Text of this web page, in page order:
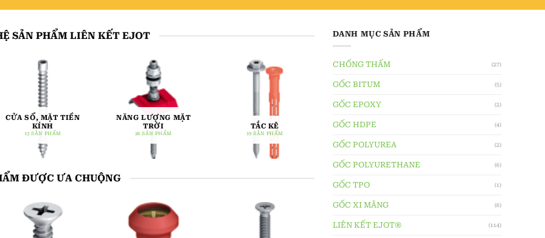
SẢN PHẨM LIÊN KẾT EJOT
CỬA SỔ, MẶT TIỀN
KÍNH
13 SẢN PHẨM
NĂNG LƯỢNG MẶT
TRỜI
26 SẢN PHẨM
TẮC KÊ
19 SẢN PHẨM
ĐƯỢC ƯA CHUỘNG
DANH MỤC SẢN PHẨM
CHỐNG THẤM (27)
GỐC BITUM (5)
GỐC EPOXY (2)
GỐC HDPE (4)
GỐC POLYUREA (2)
GỐC POLYURETHANE (6)
GỐC TPO (1)
GỐC XI MĂNG (6)
LIÊN KẾT EJOT® (114)